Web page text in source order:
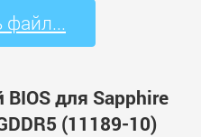
файл...
для Sapphire
(11189-10)